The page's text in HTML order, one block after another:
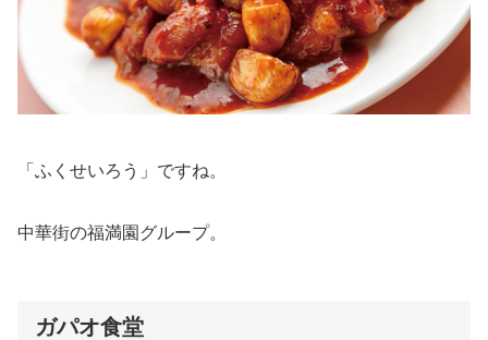
「ふくせいろう」ですね。
中華街の福満園グループ。
ガパオ食堂